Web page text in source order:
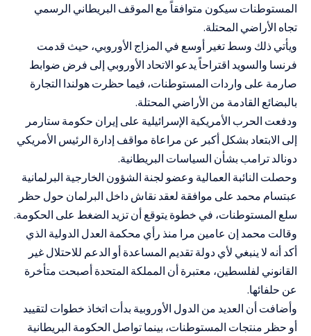
المستوطنات سيكون متوافقاً مع الموقف البريطاني الرسمي
تجاه الأراضي المحتلة.
ويأتي ذلك وسط تغير أوسع في المزاج الأوروبي، حيث قدمت
فرنسا والسويد اقتراحاً يدعو الاتحاد الأوروبي إلى فرض ضوابط
صارمة على واردات المستوطنات، فيما حظرت هولندا التجارة
بالبضائع القادمة من الأراضي المحتلة.
ودفعت الحرب الأمريكية الإسرائيلية على إيران حكومة ستارمر
إلى الابتعاد بشكل أكبر عن مراعاة مواقف إدارة الرئيس الأمريكي
دونالد ترامب بشأن السياسات البريطانية.
وحصلت النائبة العمالية وعضو لجنة الشؤون الخارجية البرلمانية
عبتسام محمد على موافقة لعقد نقاش داخل البرلمان حول حظر
سلع المستوطنات، في خطوة يتوقع أن تزيد الضغط على الحكومة.
وقالت محمد إن عامين مرا منذ رأي محكمة العدل الدولية الذي
أكد أنه لا ينبغي لأي دولة تقديم المساعدة أو الدعم للاحتلال غير
القانوني لفلسطين، معتبرة أن المملكة المتحدة أصبحت متأخرة
عن حلفائها.
وأضافت أن العديد من الدول الأوروبية بدأت اتخاذ خطوات لتقييد
أو حظر منتجات المستوطنات، بينما تواصل الحكومة البريطانية